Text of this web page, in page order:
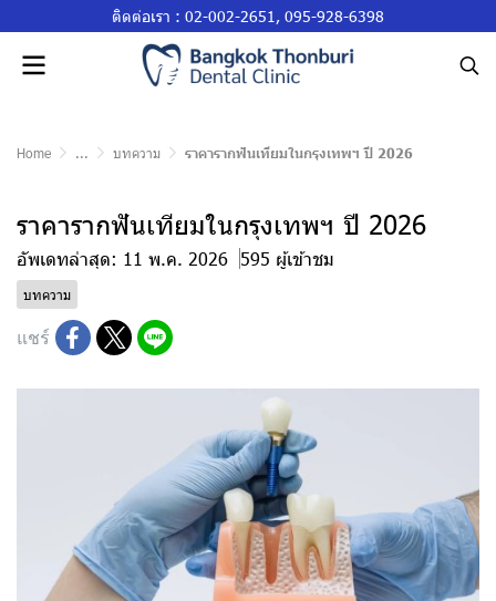
ติดต่อเรา : 02-002-2651, 095-928-6398
Home ... บทความ ราคารากฟันเทียมในกรุงเทพฯ ปี 2026
ราคารากฟันเทียมในกรุงเทพฯ ปี 2026
อัพเดทล่าสุด: 11 พ.ค. 2026 595 ผู้เข้าชม
บทความ
แชร์